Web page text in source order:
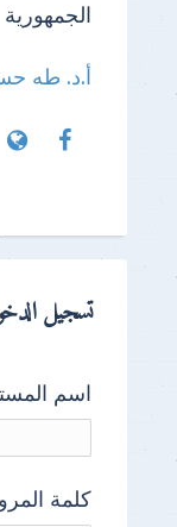
أ.د. طه
تسجيل
اسم
كلمة